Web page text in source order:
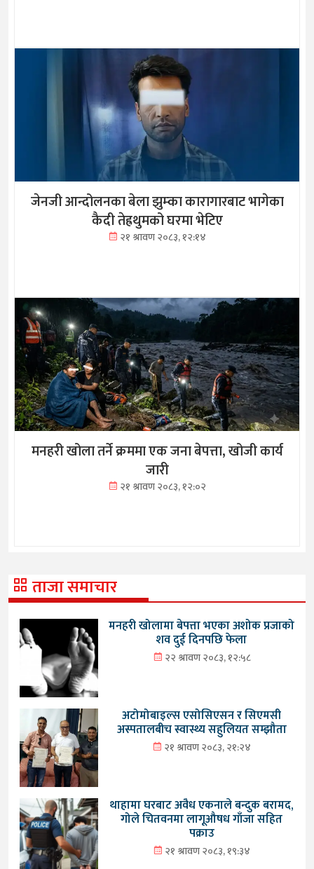
जेनजी आन्दोलनका बेला झुम्का कारागारबाट भागेका
कैदी तेह्रथुमको घरमा भेटिए
२१ श्रावण २०८३, १२:१४
मनहरी खोला तर्ने क्रममा एक जना बेपत्ता, खोजी कार्य
जारी
२१ श्रावण २०८३, १२:०२
ताजा समाचार
मनहरी खोलामा बेपत्ता भएका अशोक प्रजाको
शव दुई दिनपछि फेला
२२ श्रावण २०८३, १२:५८
अटोमोबाइल्स एसोसिएसन र सिएमसी
अस्पतालबीच स्वास्थ्य सहुलियत सम्झौता
२१ श्रावण २०८३, २१:२४
थाहामा घरबाट अवैध एकनाले बन्दुक बरामद,
गोले चितवनमा लागूऔषध गाँजा सहित
पक्राउ
२१ श्रावण २०८३, १९:३४